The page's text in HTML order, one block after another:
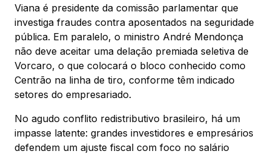
Viana é presidente da comissão parlamentar que
investiga fraudes contra aposentados na seguridade
pública. Em paralelo, o ministro André Mendonça
não deve aceitar uma delação premiada seletiva de
Vorcaro, o que colocará o bloco conhecido como
Centrão na linha de tiro, conforme têm indicado
setores do empresariado.
No agudo conflito redistributivo brasileiro, há um
impasse latente: grandes investidores e empresários
defendem um ajuste fiscal com foco no salário